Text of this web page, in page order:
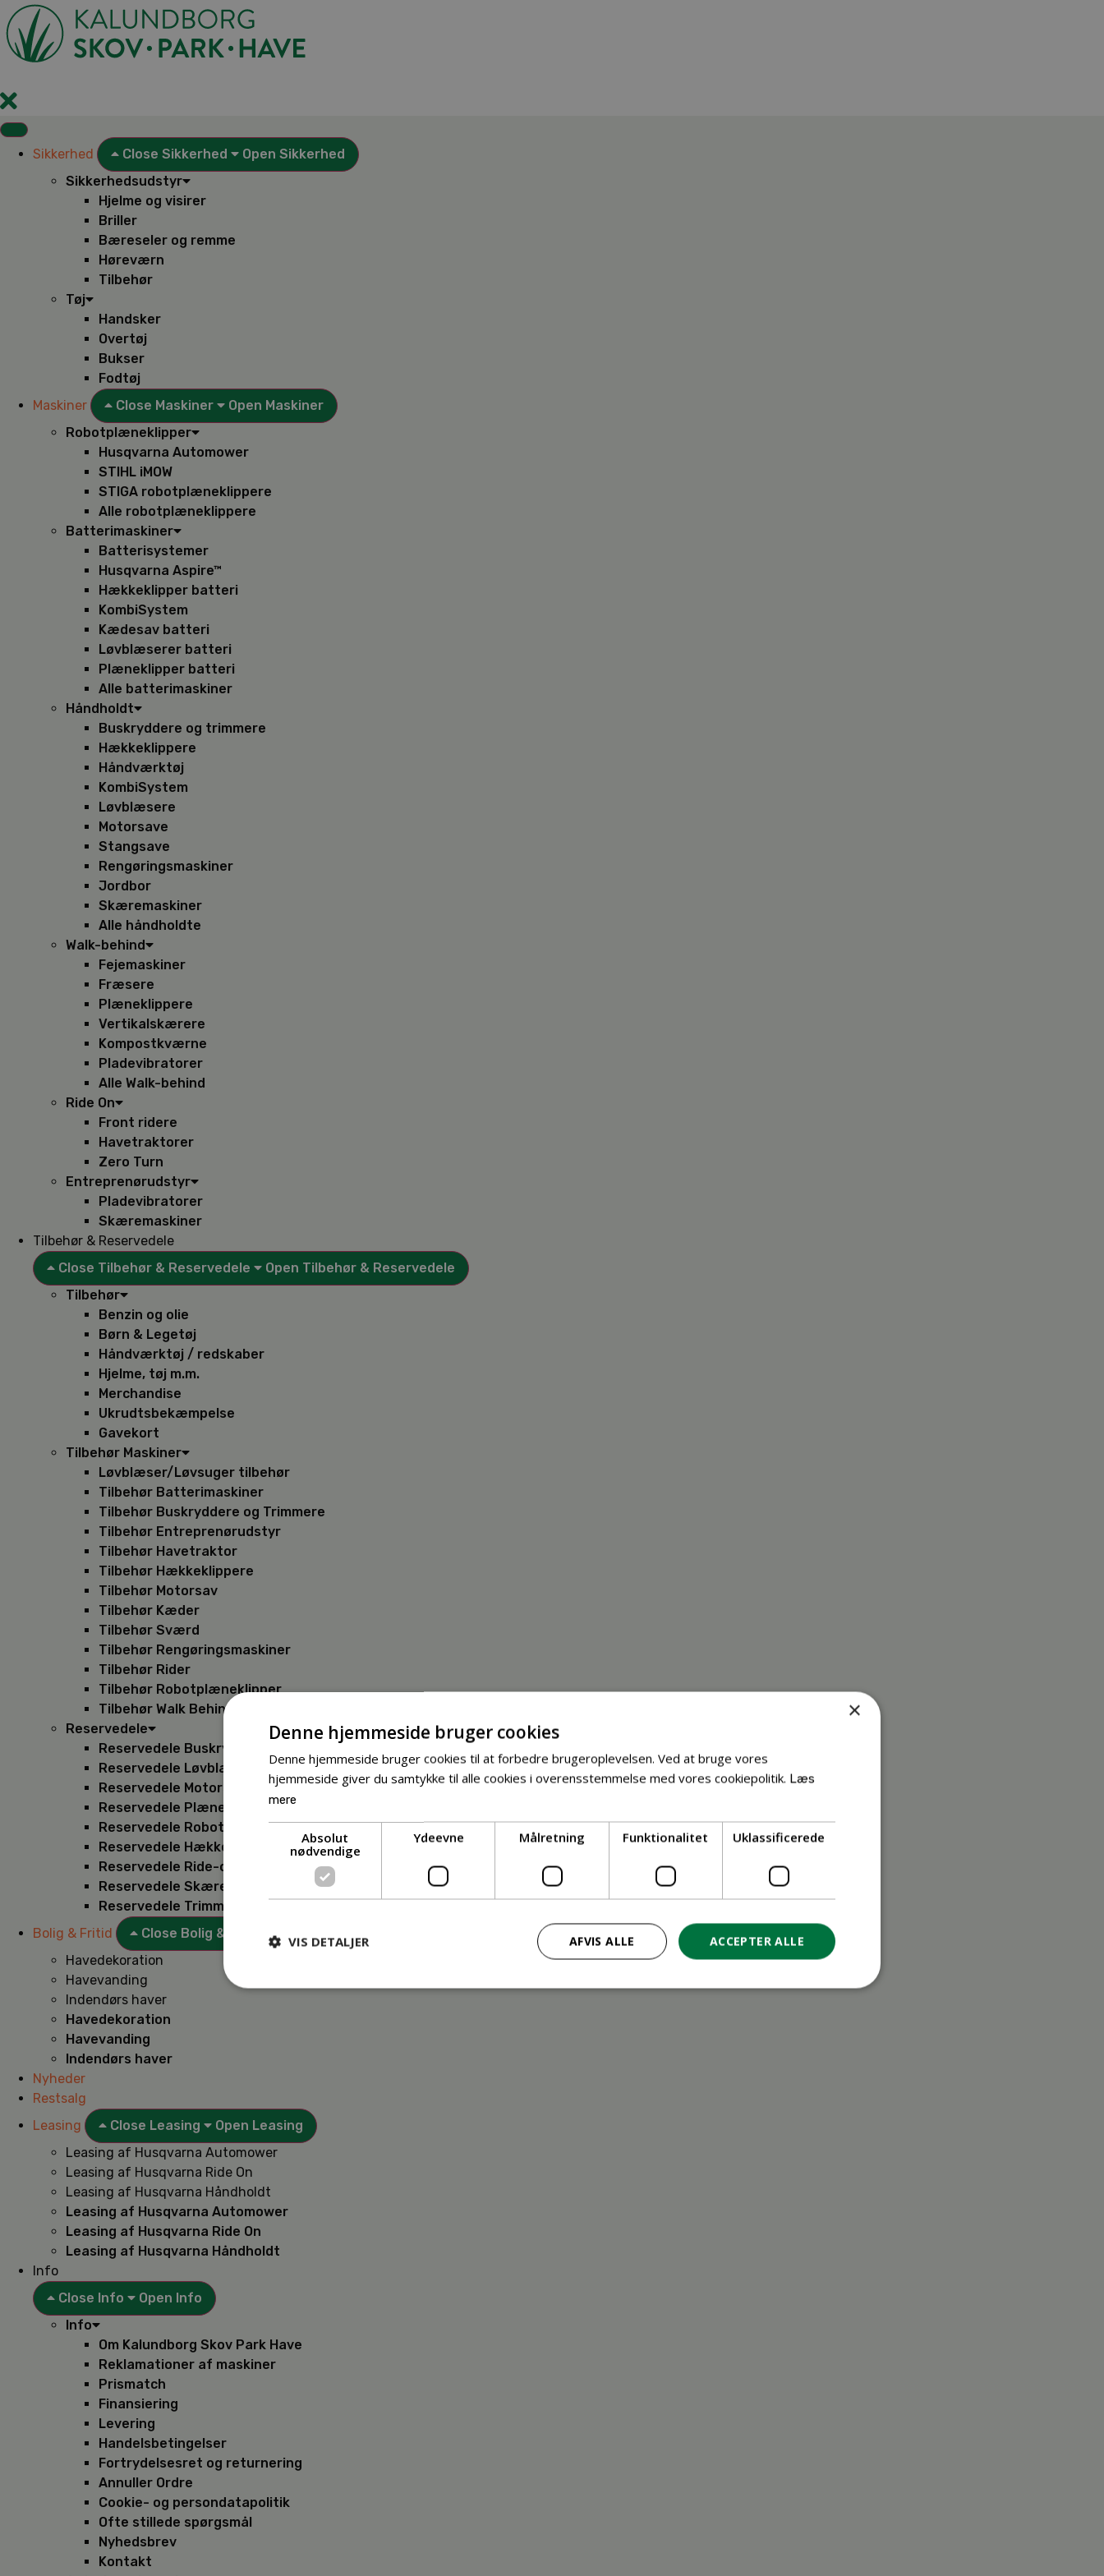
Videre
til
indhold
Sikkerhed Close Sikkerhed
Open Sikkerhed
Sikkerhedsudstyr
Hjelme og visirer
Briller
Bæreseler og remme
Høreværn
Tilbehør
Tøj
Handsker
Overtøj
Bukser
Fodtøj
Maskiner
Close Maskiner
Open Maskiner
Robotplæneklipper
Husqvarna Automower
STIHL iMOW
STIGA robotplæneklippere
Alle robotplæneklippere
Batterimaskiner
Batterisystemer
Husqvarna Aspire™
Hækkeklipper batteri
KombiSystem
Kædesav batteri
Løvblæserer batteri
Plæneklipper batteri
Alle batterimaskiner
Håndholdt
Buskryddere og trimmere
Hækkeklippere
Håndværktøj
KombiSystem
Løvblæsere
Motorsave
Stangsave
Rengøringsmaskiner
Jordbor
Skæremaskiner
Alle håndholdte
Walk-behind
Fejemaskiner
Fræsere
Plæneklippere
Vertikalskærere
Kompostkværne
Pladevibratorer
Alle Walk-behind
Ride On
Front ridere
Havetraktorer
Zero Turn
Entreprenørudstyr
Pladevibratorer
Skæremaskiner
Tilbehør & Reservedele
Close Tilbehør & Reservedele
Open Tilbehør & Reservedele
Tilbehør
Benzin og olie
Børn & Legetøj
Håndværktøj / redskaber
Hjelme, tøj m.m.
Merchandise
Ukrudtsbekæmpelse
Gavekort
Tilbehør Maskiner
Løvblæser/Løvsuger tilbehør
Tilbehør Batterimaskiner
Tilbehør Buskryddere og Trimmere
Tilbehør Entreprenørudstyr
Tilbehør Havetraktor
Tilbehør Hækkeklippere
Tilbehør Motorsav
Tilbehør Kæder
Tilbehør Sværd
Tilbehør Rengøringsmaskiner
Tilbehør Rider
Tilbehør Robotplæneklipper
Tilbehør Walk Behind
Reservedele
Reservedele Buskryddere
Reservedele Løvblæsere
Reservedele Motorsave
Reservedele Plæneklippere
Reservedele Robotplæneklippere
Reservedele Hækkeklippere
Reservedele Ride-on
Reservedele Skæremaskiner
Reservedele Trimmere
Bolig & Fritid
Close Bolig & Fritid
Havedekoration
Havevanding
Indendørs haver
Havedekoration
Havevanding
Indendørs haver
Nyheder
Restsalg
Leasing
Close Leasing
Open Leasing
Leasing af Husqvarna Automower
Leasing af Husqvarna Ride On
Leasing af Husqvarna Håndholdt
Leasing af Husqvarna Automower
Leasing af Husqvarna Ride On
Leasing af Husqvarna Håndholdt
Info
Close Info
Open Info
Info
Om Kalundborg Skov Park Have
Reklamationer af maskiner
Prismatch
Finansiering
Levering
Handelsbetingelser
Fortrydelsesret og returnering
Annuller Ordre
Cookie- og persondatapolitik
Ofte stillede spørgsmål
Nyhedsbrev
Kontakt
×
Denne hjemmeside bruger cookies
Denne hjemmeside bruger cookies til at forbedre brugeroplevelsen. Ved at bruge vores
hjemmeside giver du samtykke til alle cookies i overensstemmelse med vores cookiepolitik. Læs
mere
Absolut
nødvendige
Ydeevne Målretning Funktionalitet Uklassificerede
ACCEPTER ALLE
AFVIS ALLE
VIS DETALJER